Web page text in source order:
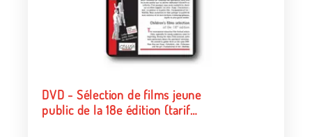
DVD - Sélection de films jeune
public de la 18e édition (tarif